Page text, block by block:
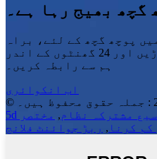
گچھ بھیج رہا ہے۔
پوچھ گچھ کے لئے، براہ
کرم ہمیں اپنا ای میل چھوڑیں اور 24 گھنٹوں کے اندر
ہم سے رابطہ کریں۔
اب انکوائری
مشترکہ نظام, مختصر
کم کرنا , ربڑ جوائنٹ فلانج